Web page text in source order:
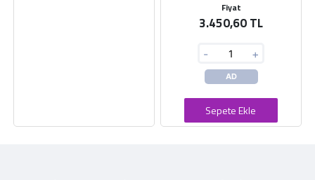
Fiyat
3.450,60 TL
- +
AD
Sepete Ekle